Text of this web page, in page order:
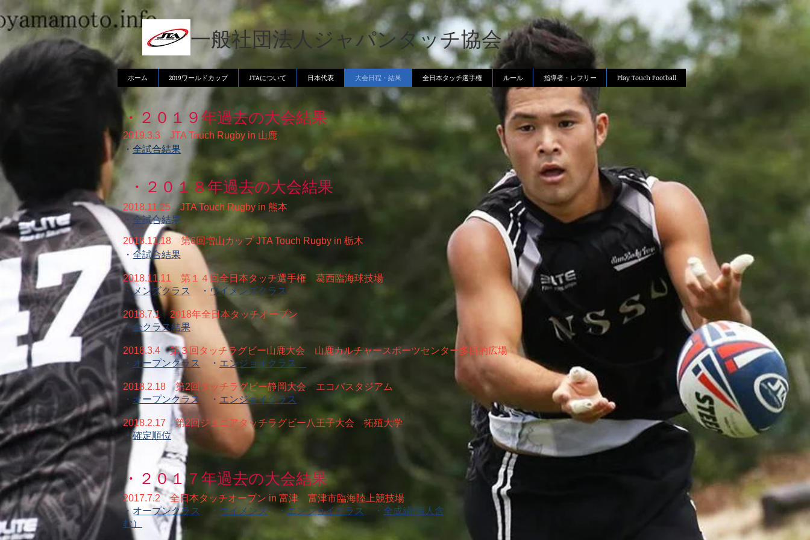
一般社団法人ジャパンタッチ協会
ホーム 2019ワールドカップ JTAについて 日本代表 大会日程・結果 全日本タッチ選手権 ルール 指導者・レフリー Play Touch Football
・２０１９年過去の大会結果
2019.3.3 JTA Touch Rugby in 山鹿
​・ 全試合結果
・２０１８年過去の大会結果
2018.11.25 JTA Touch Rugby in 熊本
・ 全試合結果
2018.11.18 第6回増山カップ JTA Touch Rugby in 栃木
・ 全試合結果
2018.11.11 第１４回全日本タッチ選手権 葛西臨海球技場
・メンズクラス ・ ウイメンズクラス
2018.7.1 2018年全日本タッチオープン
・ 全クラス結果
2018.3.4 第３回タッチラグビー山鹿大会 山鹿カルチャースポーツセンター多目的広場
・ オープンクラス ・ エンジョイクラス
2018.2.18 第2回タッチラグビー静岡大会 エコパスタジアム
・ オープンクラス ・ エンジョイクラス
2018.2.17 第2回ジュニアタッチラグビー八王子大会 拓殖大学
・確定順位
・２０１７年過去の大会結果
2017.7.2 全日本タッチオープン in 富津 富津市臨海陸上競技場
・オープンクラス ・ ウイメンズ・エンジョイクラス ・ 全成績(個人含
む）